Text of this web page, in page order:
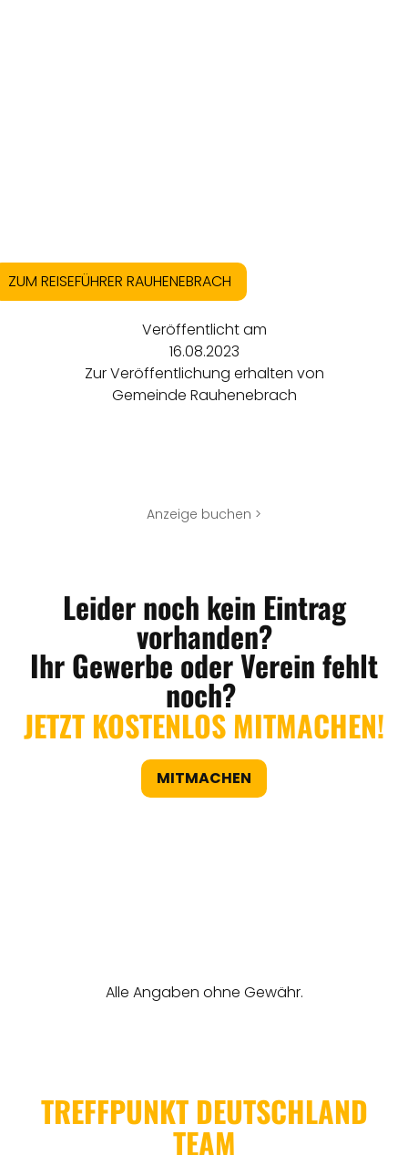
ZUM REISEFÜHRER RAUHENEBRACH
Veröffentlicht am
16.08.2023
Zur Veröffentlichung erhalten von
Gemeinde Rauhenebrach
Anzeige buchen >
Leider noch kein Eintrag
vorhanden?
Ihr Gewerbe oder Verein fehlt
noch?
JETZT KOSTENLOS MITMACHEN!
MITMACHEN